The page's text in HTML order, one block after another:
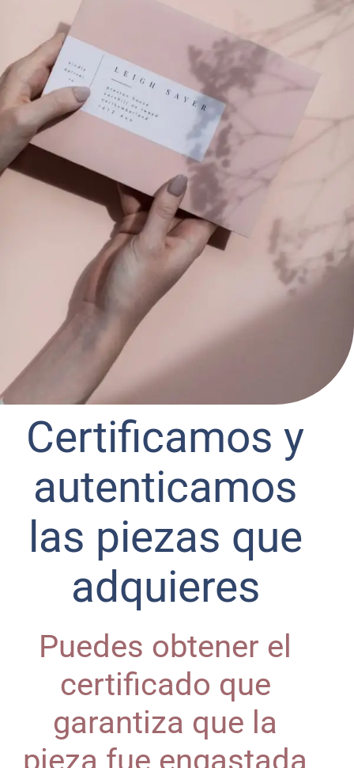
Certificamos y
autenticamos
las piezas que
adquieres
Puedes obtener el
certificado que
garantiza que la
pieza fue engastada